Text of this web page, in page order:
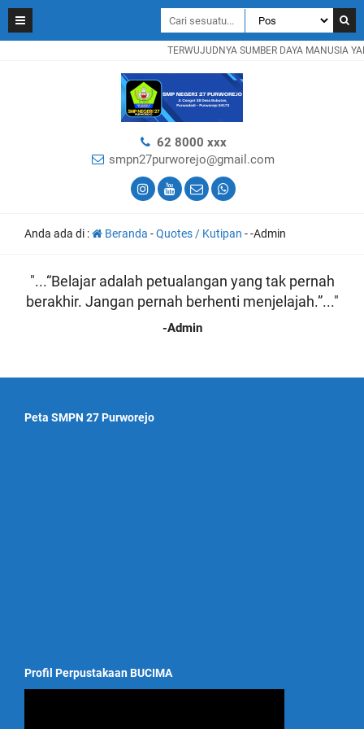
TERWUJUDNYA SUMBER DAYA MANUSIA
62 8000 xxx
smpn27purworejo@gmail.com
Anda ada di : Beranda -Quotes / Kutipan --Admin
"...“Belajar adalah petualangan yang tak pernah
berakhir. Jangan pernah berhenti menjelajah.”..."
-Admin
Peta SMPN 27 Purworejo
Profil Perpustakaan BUCIMA